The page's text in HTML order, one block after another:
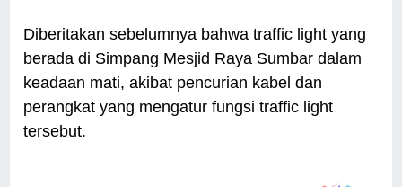
Diberitakan sebelumnya bahwa traffic light yang
berada di Simpang Mesjid Raya Sumbar dalam
keadaan mati, akibat pencurian kabel dan
perangkat yang mengatur fungsi traffic light
tersebut.